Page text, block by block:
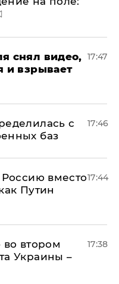
снял видео,
и взрывает
17:47
с
баз
17:46
вместо
Путин
17:44
во втором
Украины –
17:38